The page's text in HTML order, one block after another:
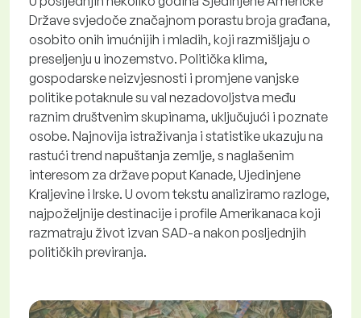
Države svjedoče značajnom porastu broja građana,
osobito onih imućnijih i mladih, koji razmišljaju o
preseljenju u inozemstvo. Politička klima,
gospodarske neizvjesnosti i promjene vanjske
politike potaknule su val nezadovoljstva među
raznim društvenim skupinama, uključujući i poznate
osobe. Najnovija istraživanja i statistike ukazuju na
rastući trend napuštanja zemlje, s naglašenim
interesom za države poput Kanade, Ujedinjene
Kraljevine i Irske. U ovom tekstu analiziramo razloge,
najpoželjnije destinacije i profile Amerikanaca koji
razmatraju život izvan SAD-a nakon posljednjih
političkih previranja.